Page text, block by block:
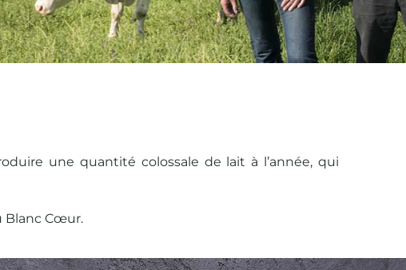
une quantité colossale de lait à l’année, qui
Blanc Cœur.